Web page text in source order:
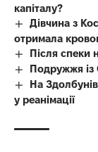
капіталу?
Дівчина з
отримала
Після спеки
Подружжя із
На
у реанімації